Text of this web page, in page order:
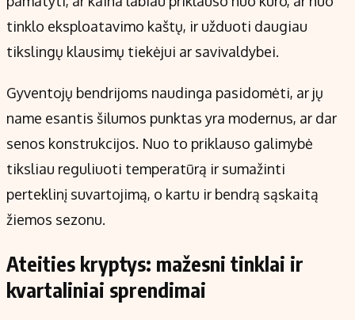
tinklo eksploatavimo kaštų, ir užduoti daugiau
tikslingų klausimų tiekėjui ar savivaldybei.
Gyventojų bendrijoms naudinga pasidomėti, ar jų
name esantis šilumos punktas yra modernus, ar dar
senos konstrukcijos. Nuo to priklauso galimybė
tiksliau reguliuoti temperatūrą ir sumažinti
perteklinį suvartojimą, o kartu ir bendrą sąskaitą
žiemos sezonu.
Ateities kryptys: mažesni tinklai ir
kvartaliniai sprendimai